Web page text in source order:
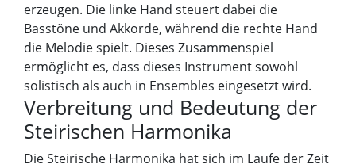
erzeugen. Die linke Hand steuert dabei die
Basstöne und Akkorde, während die rechte Hand
die Melodie spielt. Dieses Zusammenspiel
ermöglicht es, dass dieses Instrument sowohl
solistisch als auch in Ensembles eingesetzt wird.
Verbreitung und Bedeutung der
Steirischen Harmonika
Die Steirische Harmonika hat sich im Laufe der Zeit